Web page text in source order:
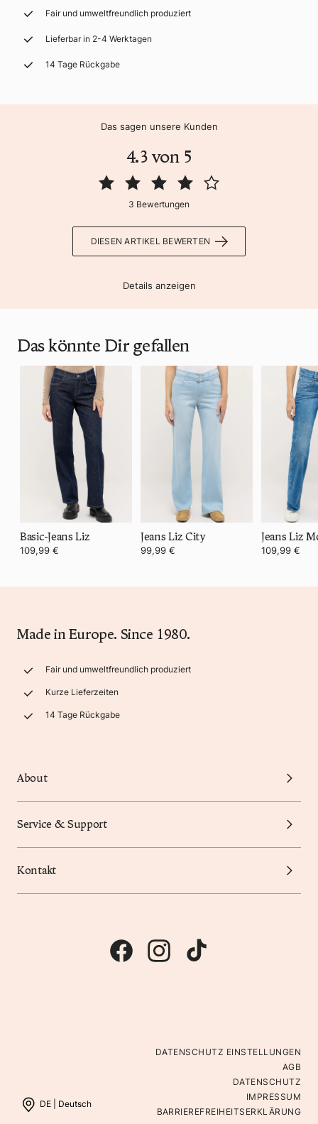
Fair und umweltfreundlich produziert
Lieferbar in 2-4 Werktagen
14 Tage Rückgabe
Das sagen unsere Kunden
4.3 von 5
3 Bewertungen
DIESEN ARTIKEL BEWERTEN
Details anzeigen
Das könnte Dir gefallen
Basic-Jeans Liz
109,99 €
Jeans Liz City
99,99 € 109,99 €
Made in Europe. Since 1980.
Fair und umweltfreundlich produziert
Kurze Lieferzeiten
14 Tage Rückgabe
About
Service & Support
Kontakt
DE | Deutsch
DATENSCHUTZ EINSTELLUNGEN
AGB
DATENSCHUTZ
IMPRESSUM
BARRIEREFREIHEITSERKLÄRUNG